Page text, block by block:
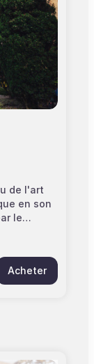
de l'art
en son
le
de plus de
allée
: mardi
Acheter